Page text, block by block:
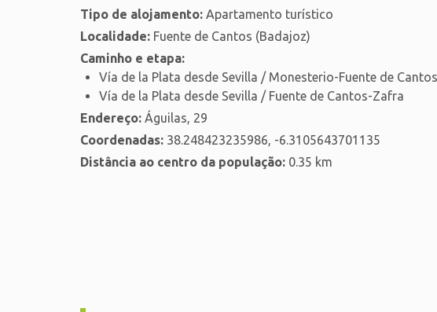
Tipo de alojamento: Apartamento turístico
Localidade: Fuente de Cantos (Badajoz)
Caminho e etapa:
Vía de la Plata desde Sevilla / Monesterio-Fuente de Cantos
Vía de la Plata desde Sevilla / Fuente de Cantos-Zafra
Endereço: Águilas, 29
Coordenadas: 38.248423235986, -6.3105643701135
Distância ao centro da população: 0.35 km